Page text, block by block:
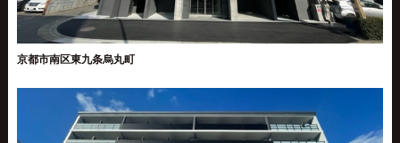
京都市南区東九条烏丸町